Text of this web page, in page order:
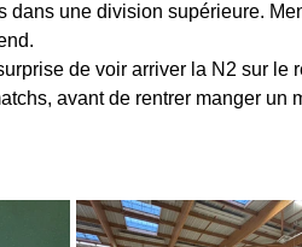
dans une division supérieure.
de voir arriver la N2 sur
avant de rentrer manger un